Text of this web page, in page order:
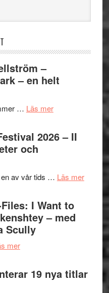
–
– en helt
… Läs merom
Håkan
Hellström
Folkets
–
en
2026 – II
och
en av vår tids … Läs merom
Festival
I Want to
– med
Scully
merom
trailern
för
19 nya titlar